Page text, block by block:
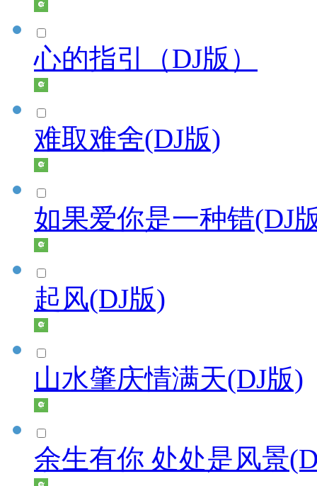
心的指引（DJ版）
难取难舍(DJ版)
如果爱你是一种错(DJ
起风(DJ版)
山水肇庆情满天(DJ版)
余生有你 处处是风景